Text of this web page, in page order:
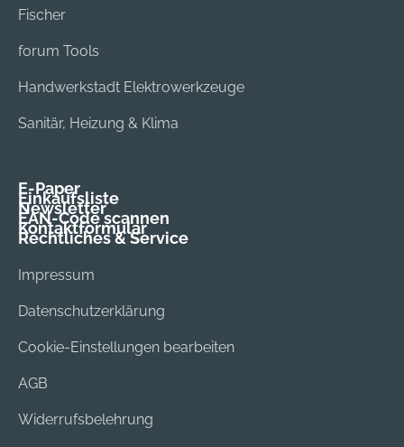
Fischer
forum Tools
Handwerkstadt Elektrowerkzeuge
Sanitär, Heizung & Klima
E-Paper
Einkaufsliste
Newsletter
EAN-Code scannen
Kontaktformular
Rechtliches & Service
Impressum
Datenschutzerklärung
Cookie-Einstellungen bearbeiten
AGB
Widerrufsbelehrung